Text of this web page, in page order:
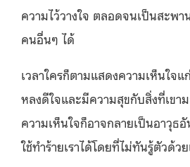
ความไว้วางใจ ตลอดจนเป็นสะพาน
คนอื่นๆ ได้
เวลาใครก็ตามแสดงความเห็นใจแ
หลงดีใจและมีความสุขกับสิ่งที่เข
ความเห็นใจก็อาจกลายเป็นอาวุ
ใช้ทำร้ายเราได้โดยที่ไม่ทันรู้ตัวด้ว